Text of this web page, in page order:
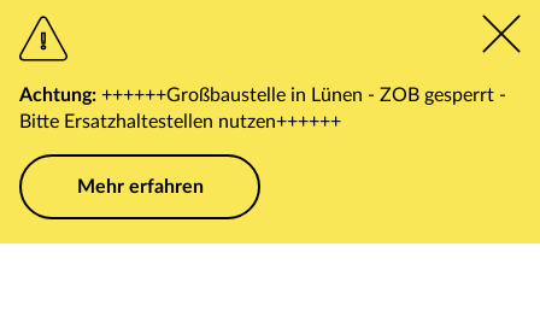
Achtung: ++++++Großbaustelle in Lünen - ZOB gesperrt -
Bitte Ersatzhaltestellen nutzen++++++
Mehr erfahren